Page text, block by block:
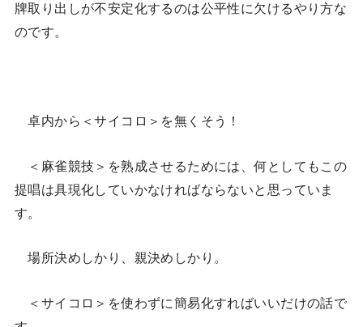
牌取り出しが不安定化するのは公平性に欠けるやり方な
のです。
卓内から＜サイコロ＞を無くそう！
＜麻雀競技＞を熟成させるためには、何としてもこの
提唱は具現化していかなければならないと思っていま
す。
場所決めしかり、親決めしかり。
＜サイコロ＞を使わずに簡易化すればいいだけの話で